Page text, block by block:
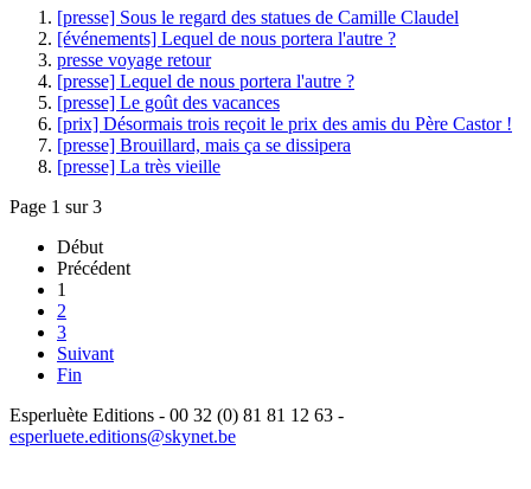
[presse] Sous le regard des statues de Camille Claudel
[événements] Lequel de nous portera l'autre ?
presse voyage retour
[presse] Lequel de nous portera l'autre ?
[presse] Le goût des vacances
[prix] Désormais trois reçoit le prix des amis du Père Castor !
[presse] Brouillard, mais ça se dissipera
[presse] La très vieille
Page 1 sur 3
Début
Précédent
1
2
3
Suivant
Fin
Esperluète Editions - 00 32 (0) 81 81 12 63 -
esperluete.editions@skynet.be